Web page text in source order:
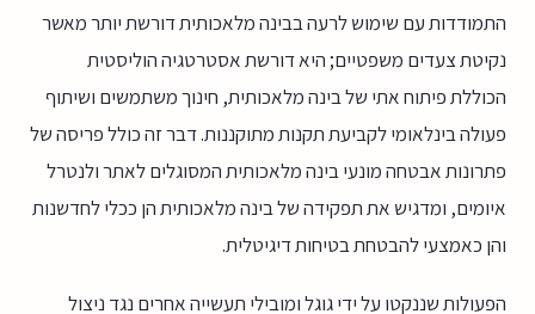
התמודדות עם שימוש לרעה בבינה מלאכותית דורשת יותר מאשר
נקיטת צעדים משפטיים; היא דורשת אסטרטגיה הוליסטית
הכוללת פיתוח אתי של בינה מלאכותית, חינוך משתמשים ושיתוף
פעולה בינלאומי לקביעת תקנות מתוקננות. דבר זה כולל פריסה של
פתרונות אבטחה מונעי בינה מלאכותית המסוגלים לאתר ולנטרל
איומים, ומדגיש את תפקידה של בינה מלאכותית הן ככלי לחדשנות
והן כאמצעי להבטחת בטיחות דיגיטלית.
הפעולות שננקטו על ידי גוגל ומובילי תעשייה אחרים נגד ניצול